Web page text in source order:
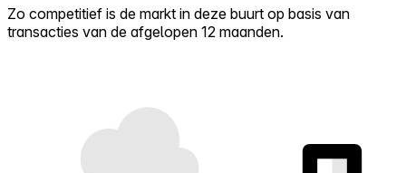
Zo competitief is de markt in deze buurt op basis van
transacties van de afgelopen 12 maanden.